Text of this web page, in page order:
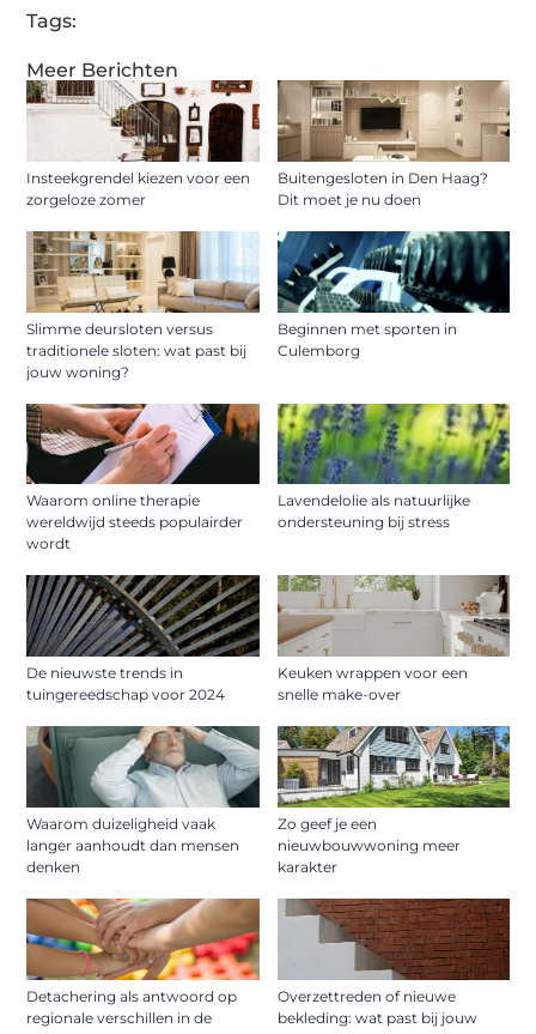
Meer Berichten
Insteekgrendel kiezen voor een
zorgeloze zomer
Buitengesloten in Den Haag?
Dit moet je nu doen
Slimme deursloten versus
traditionele sloten: wat past bij
jouw woning?
Beginnen met sporten in
Culemborg
Waarom online therapie
wereldwijd steeds populairder
wordt
Lavendelolie als natuurlijke
ondersteuning bij stress
De nieuwste trends in
tuingereedschap voor 2024
Keuken wrappen voor een
snelle make-over
Waarom duizeligheid vaak
langer aanhoudt dan mensen
denken
Zo geef je een
nieuwbouwwoning meer
karakter
Detachering als antwoord op
regionale verschillen in de
Overzettreden of nieuwe
bekleding: wat past bij jouw
Tags: